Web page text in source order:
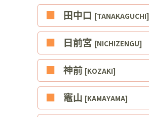
■田中口 [TANAKAGUCHI]
■日前宮 [NICHIZENGU]
■神前 [KOZAKI]
■竈山 [KAMAYAMA]